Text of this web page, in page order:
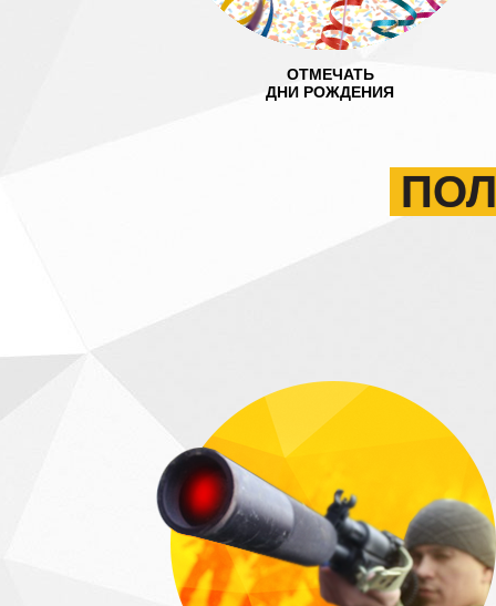
ОТМЕЧАТЬ
ДНИ РОЖДЕНИЯ